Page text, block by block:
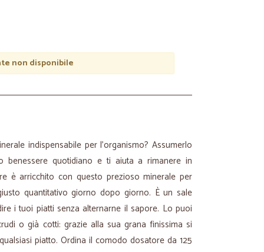
non disponibile
indispensabile per l’organismo? Assumerlo
benessere quotidiano e ti aiuta a rimanere in
è arricchito con questo prezioso minerale per
quantitativo giorno dopo giorno. È un sale
i tuoi piatti senza alternarne il sapore. Lo puoi
o già cotti: grazie alla sua grana finissima si
piatto. Ordina il comodo dosatore da 125